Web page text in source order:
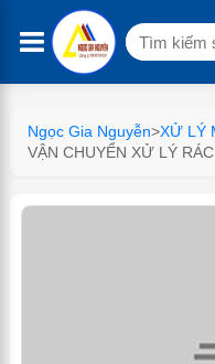
Tìm
Ngọc Gia Nguyễn>XỬ LÝ
VẬN CHUYỂN XỬ LÝ